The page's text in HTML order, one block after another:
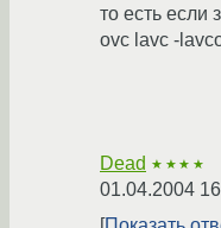
то есть если
ovc lavc -
Dead ★★★★
01.04.2004